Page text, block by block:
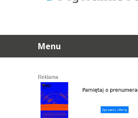
Menu
Reklama